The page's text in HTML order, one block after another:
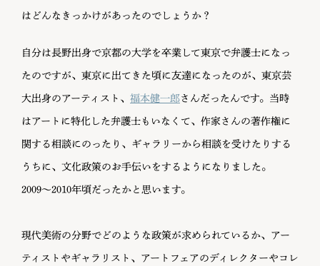
はどんなきっかけがあったのでしょうか？
自分は長野出身で京都の大学を卒業して東京で弁護士になっ
たのですが、東京に出てきた頃に友達になったのが、東京芸
大出身のアーティスト、 福本健一郎さんだったんです。当時
はアートに特化した弁護士もいなくて、作家さんの著作権に
関する相談にのったり、ギャラリーから相談を受けたりする
うちに、文化政策のお手伝いをするようになりました。
2009〜2010年頃だったかと思います。
現代美術の分野でどのような政策が求められているか、アー
ティストやギャラリスト、アートフェアのディレクターやコレ